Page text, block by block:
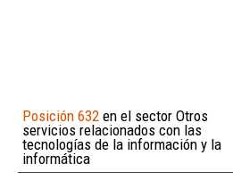
Posición 632 en el sector Otros
servicios relacionados con las
tecnologías de la información y la
informática